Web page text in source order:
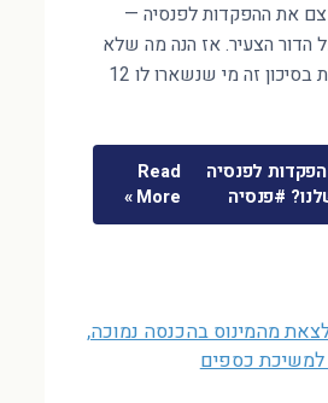
את ההפקדות לפנסיה —
הדור הצעיר. אז הנה מה שלא
נאמר: מי שבאמת בסיכון זה מי שנשארו לו 12
לפנסיה
#פנסיה
Read
More »